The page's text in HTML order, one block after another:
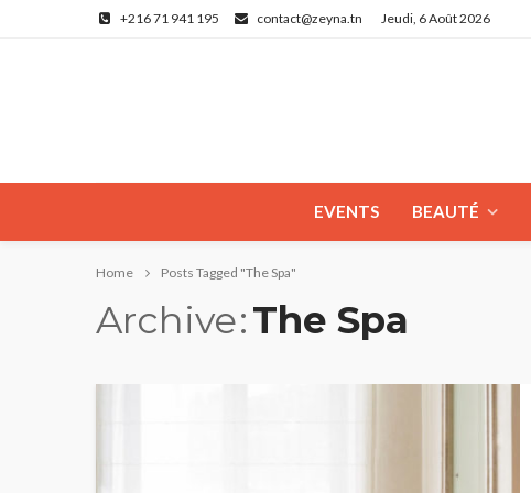
+216 71 941 195 contact@zeyna.tn Jeudi, 6 Août 2026
EVENTS BEAUTÉ
Home Posts Tagged "The Spa"
Archive The Spa